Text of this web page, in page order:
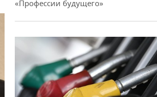
«Профессии будущего»